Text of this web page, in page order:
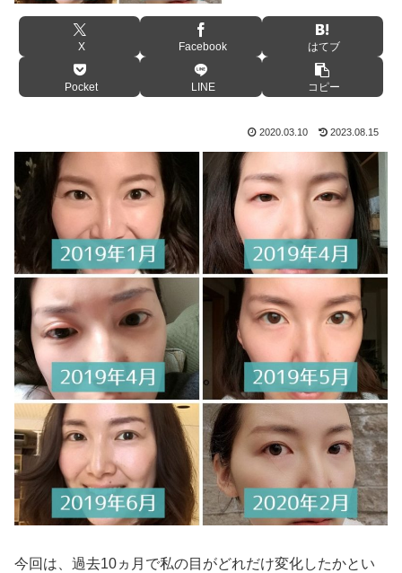
X Facebook はてブ
Pocket LINE コピー
2020.03.10 2023.08.15
今回は、過去10ヵ月で私の目がどれだけ変化したかとい